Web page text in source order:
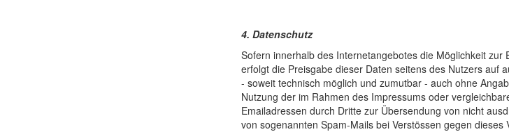
4. Datenschutz
Sofern innerhalb des Internetangebotes die Möglichkeit
erfolgt die Preisgabe dieser Daten seitens des Nutzers auf
- soweit technisch möglich und zumutbar - auch ohne
Nutzung der im Rahmen des Impressums oder
Emailadressen durch Dritte zur Übersendung von nicht
von sogenannten Spam-Mails bei Verstössen gegen